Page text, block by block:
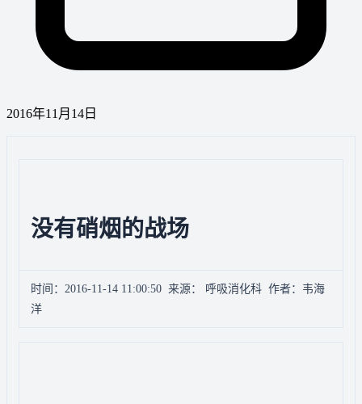
2016年11月14日
没有硝烟的战场
时间：2016-11-14 11:00:50 来源： 呼吸消化科 作者：韦海
洋